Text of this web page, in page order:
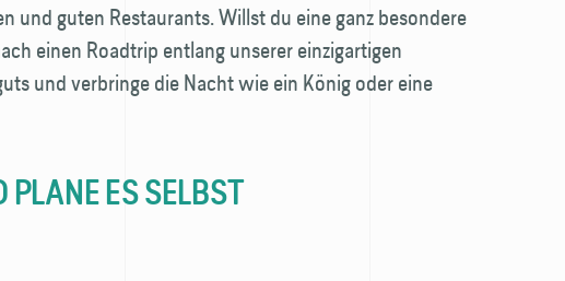
und guten Restaurants. Willst du eine ganz besondere
einen Road­trip entlang unserer einzigartigen
und verbringe die Nacht wie ein König oder eine
PLANE ES SELBST